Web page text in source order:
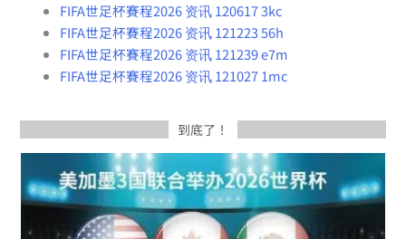
FIFA世足杯賽程2026 资讯 120617 3kc
FIFA世足杯賽程2026 资讯 121223 56h
FIFA世足杯賽程2026 资讯 121239 e7m
FIFA世足杯賽程2026 资讯 121027 1mc
到底了！